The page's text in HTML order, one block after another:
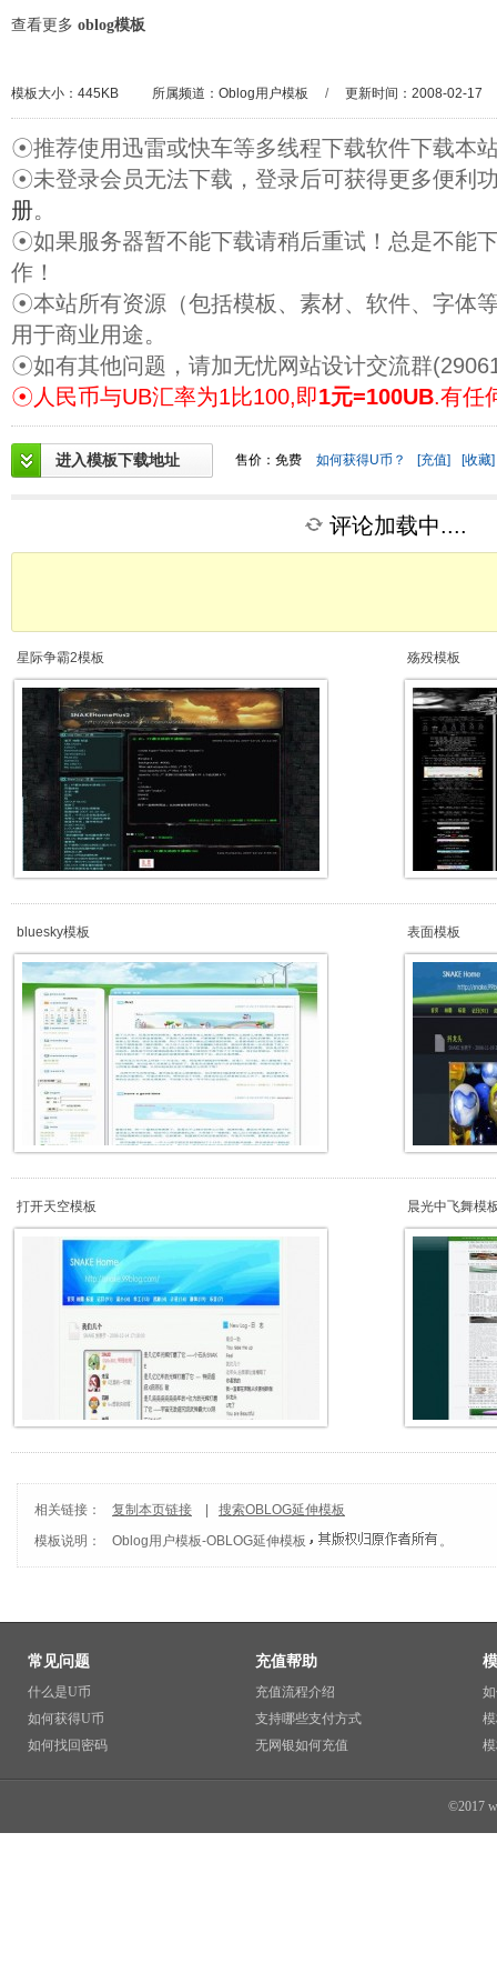
查看更多 oblog模板
模板大小：445KB 所属频道： Oblog用户模板 / 更新时间：2008-02-17
☉推荐使用迅雷或快车等多线程下载软件下载本
☉未登录会员无法下载，登录后可获得更多便利
册。
☉如果服务器暂不能下载请稍后重试！总是不能
作！
☉本站所有资源（包括模板、素材、软件、字体
用于商业用途。
☉如有其他问题，请加无忧网站设计交流群
☉人民币与UB汇率为1比100,即1元=100UB.有任
进入模板下载地址 售价：免费 如何获得U币？ [充值] [收藏]
评论加载中....
星际争霸2模板 殇殁模板
bluesky模板 表面模板
打开天空模板 晨光中飞舞模
相关链接： 复制本页链接
搜索OBLOG延伸模板
模板说明：
Oblog用户模板-OBLOG延伸模板 。
常见问题
什么是U币
如何获得U币
如何找回密码
充值帮助
充值流程介绍
支持哪些支付方式
无网银如何充值
©2017